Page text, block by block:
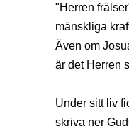
"Herren
mänskliga
Även om
är det Herren
Under sitt liv
skriva ner